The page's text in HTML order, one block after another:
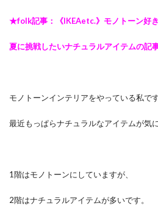
★folk記事：《IKEAetc.》モノトーン好き
夏に挑戦したいナチュラルアイテムの記
モノトーンインテリアをやっている私です
最近もっぱらナチュラルなアイテムが気
1階はモノトーンにしていますが、
2階はナチュラルアイテムが多いです。